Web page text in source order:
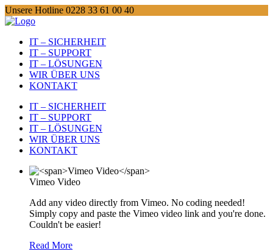
Unsere Hotline 0228 33 61 00 40
IT – SICHERHEIT
IT – SUPPORT
IT – LÖSUNGEN
WIR ÜBER UNS
KONTAKT
IT – SICHERHEIT
IT – SUPPORT
IT – LÖSUNGEN
WIR ÜBER UNS
KONTAKT
Vimeo Video
Add any video directly from Vimeo. No coding needed!
Simply copy and paste the Vimeo video link and you're done.
Couldn't be easier!
Read More